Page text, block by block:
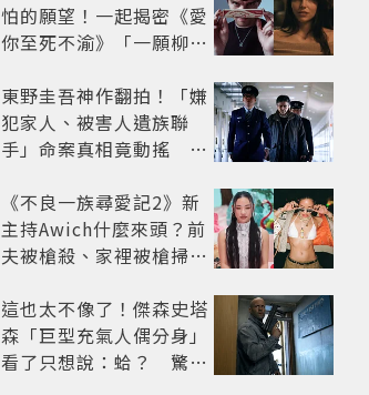
怕的願望！一起揭密《愛
你至死不渝》「一願柳」
路
東野圭吾神作翻拍！「嫌
犯家人、被害人遺族聯
手」命案真相竟動搖
框架展開
《不良一族尋愛記2》新
主持Awich什麼來頭？前
夫被槍殺、家裡被槍掃射
馬！
這也太不像了！傑森史塔
森「巨型充氣人偶分身」
看了只想說：蛤？ 驚喜